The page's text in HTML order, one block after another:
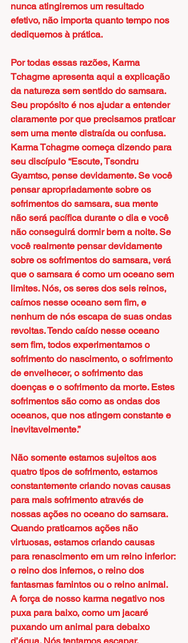
nunca atingiremos um resultado
efetivo, não importa quanto tempo nos
dediquemos à prática.
Por todas essas razões, Karma
Tchagme apresenta aqui a explicação
da natureza sem sentido do samsara.
Seu propósito é nos ajudar a entender
claramente por que precisamos praticar
sem uma mente distraída ou confusa.
Karma Tchagme começa dizendo para
seu discípulo “Escute, Tsondru
Gyamtso, pense devidamente. Se você
pensar apropriadamente sobre os
sofrimentos do samsara, sua mente
não será pacífica durante o dia e você
não conseguirá dormir bem a noite. Se
você realmente pensar devidamente
sobre os sofrimentos do samsara, verá
que o samsara é como um oceano sem
limites. Nós, os seres dos seis reinos,
caímos nesse oceano sem fim, e
nenhum de nós escapa de suas ondas
revoltas. Tendo caído nesse oceano
sem fim, todos experimentamos o
sofrimento do nascimento, o sofrimento
de envelhecer, o sofrimento das
doenças e o sofrimento da morte. Estes
sofrimentos são como as ondas dos
oceanos, que nos atingem constante e
inevitavelmente.”
Não somente estamos sujeitos aos
quatro tipos de sofrimento, estamos
constantemente criando novas causas
para mais sofrimento através de
nossas ações no oceano do samsara.
Quando praticamos ações não
virtuosas, estamos criando causas
para renascimento em um reino inferior:
o reino dos infernos, o reino dos
fantasmas famintos ou o reino animal.
A força de nosso karma negativo nos
puxa para baixo, como um jacaré
puxando um animal para debaixo